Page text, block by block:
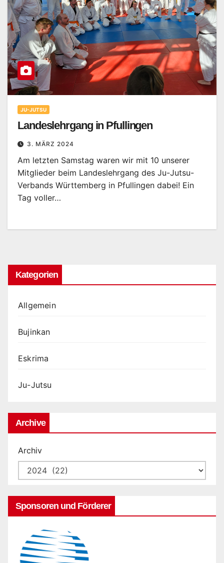
JU-JUTSU
Landeslehrgang in Pfullingen
3. MÄRZ 2024
Am letzten Samstag waren wir mit 10 unserer
Mitglieder beim Landeslehrgang des Ju-Jutsu-
Verbands Württemberg in Pfullingen dabei! Ein
Tag voller…
Kategorien
Allgemein
Bujinkan
Eskrima
Ju-Jutsu
Archive
Archiv
Sponsoren und Förderer